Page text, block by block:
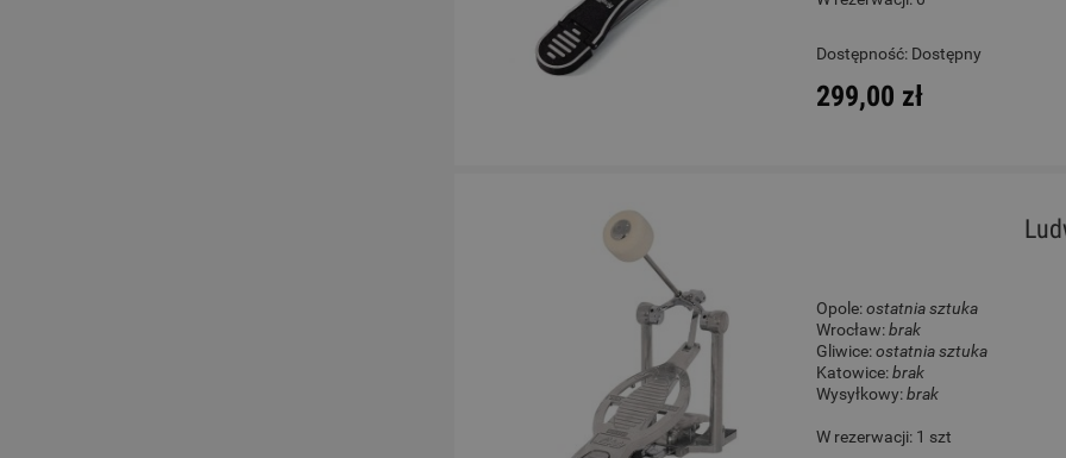
Dostępność: Dostępny
299,00 zł
Opole:ostatnia sztuka
Wrocław:brak
Gliwice:ostatnia sztuka
Katowice:brak
Wysyłkowy:brak
W rezerwacji: 1 szt